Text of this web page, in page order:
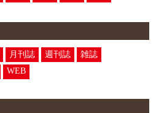
月刊誌 週刊誌
雑誌
WEB